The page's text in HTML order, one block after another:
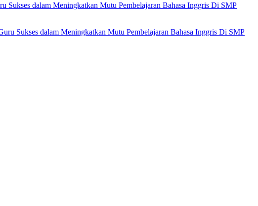
dalam Meningkatkan Mutu Pembelajaran Bahasa Inggris Di SMP